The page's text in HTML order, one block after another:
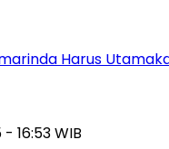
Harus
16:53 WIB